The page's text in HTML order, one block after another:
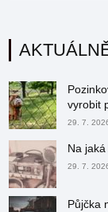
vyrobit
29. 7.
Na
29. 7.
Půjčka